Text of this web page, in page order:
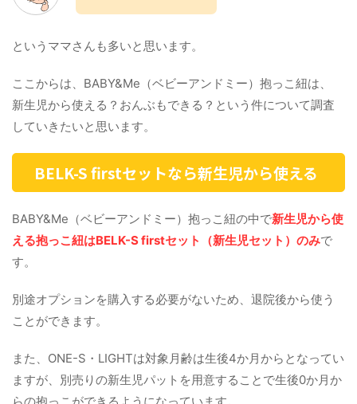
というママさんも多いと思います。
ここからは、BABY&Me（ベビーアンドミー）抱っこ紐は、
新生児から使える？おんぶもできる？という件について調査
していきたいと思います。
BELK-S firstセットなら新生児から使える
BABY&Me（ベビーアンドミー）抱っこ紐の中で新生児から使
える抱っこ紐はBELK-S firstセット（新生児セット） のみで
す。
別途オプションを購入する必要がないため、退院後から使う
ことができます。
また、ONE-S・LIGHTは対象月齢は生後4か月からとなってい
ますが、別売りの新生児パットを用意することで生後0か月か